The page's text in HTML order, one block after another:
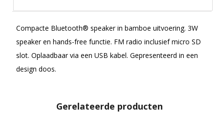
Compacte Bluetooth® speaker in bamboe uitvoering. 3W
speaker en hands-free functie. FM radio inclusief micro SD
slot. Oplaadbaar via een USB kabel. Gepresenteerd in een
design doos.
Gerelateerde producten